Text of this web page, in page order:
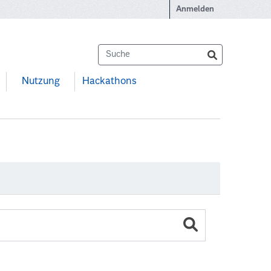
Anmelden
Nutzung Hackathons